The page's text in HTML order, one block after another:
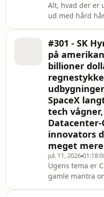
Alt, hvad der er
ud med hård
der er på højde
billigere i drift.
modsvar til
bus-analogi:
OpenAI og
og hvis et nyt
halv pris, stiger
#301 - SK
på
billioner
SpaceX
tech
Datacenter-
innovators
meget mere
jul. 11, 2026
Ugens tema er
gamle mantra